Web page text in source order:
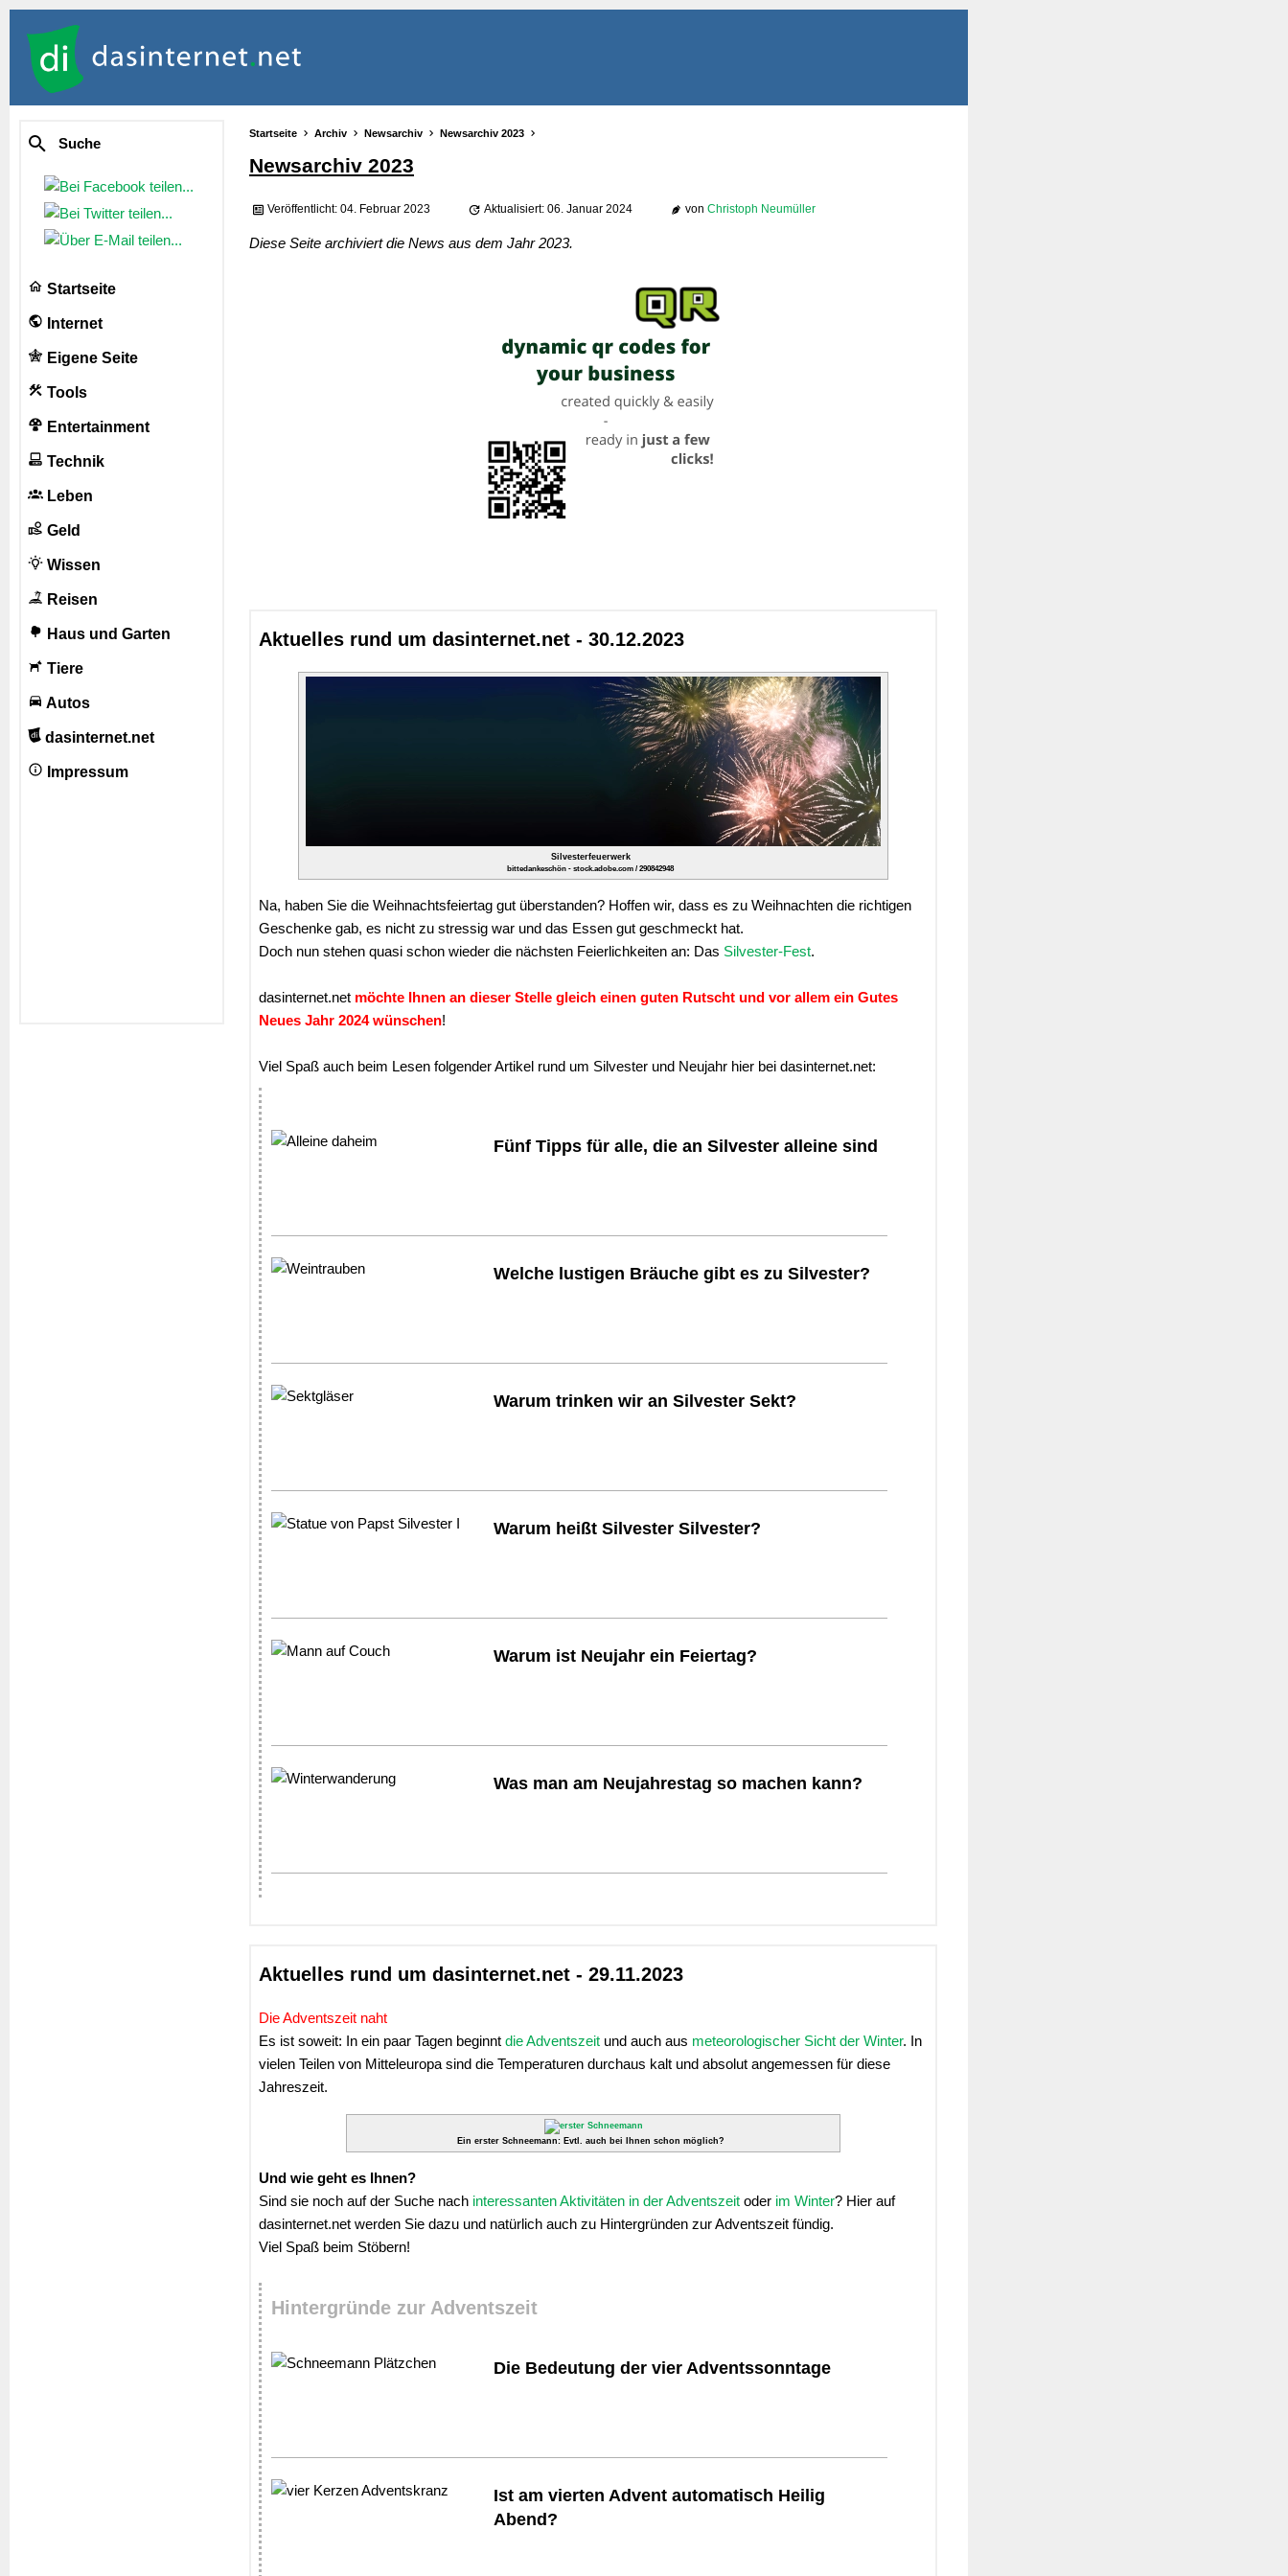
Suche
Startseite
Internet
Eigene Seite
Tools
Entertainment
Technik
Leben
Geld
Wissen
Reisen
Haus und Garten
Tiere
Autos
dasinternet.net
Impressum
Startseite Archiv Newsarchiv Newsarchiv 2023
Newsarchiv 2023
Veröffentlicht: 04. Februar 2023 Aktualisiert: 06. Januar 2024 von Christoph Neumüller
Diese Seite archiviert die News aus dem Jahr 2023.
Aktuelles rund um dasinternet.net - 30.12.2023
Silvesterfeuerwerk
bittedankeschön - stock.adobe.com / 290842948
Na, haben Sie die Weihnachtsfeiertag gut überstanden? Hoffen wir, dass es zu Weihnachten die richtigen
Geschenke gab, es nicht zu stressig war und das Essen gut geschmeckt hat.
Doch nun stehen quasi schon wieder die nächsten Feierlichkeiten an: Das Silvester-Fest.
dasinternet.net möchte Ihnen an dieser Stelle gleich einen guten Rutscht und vor allem ein Gutes
Neues Jahr 2024 wünschen!
Viel Spaß auch beim Lesen folgender Artikel rund um Silvester und Neujahr hier bei dasinternet.net:
Fünf Tipps für alle, die an Silvester alleine sind
Welche lustigen Bräuche gibt es zu Silvester?
Warum trinken wir an Silvester Sekt?
Warum heißt Silvester Silvester?
Warum ist Neujahr ein Feiertag?
Was man am Neujahrestag so machen kann?
Aktuelles rund um dasinternet.net - 29.11.2023
Die Adventszeit naht
Es ist soweit: In ein paar Tagen beginnt die Adventszeit und auch aus meteorologischer Sicht der Winter. In
vielen Teilen von Mitteleuropa sind die Temperaturen durchaus kalt und absolut angemessen für diese
Jahreszeit.
Ein erster Schneemann: Evtl. auch bei Ihnen schon möglich?
Und wie geht es Ihnen?
Sind sie noch auf der Suche nach interessanten Aktivitäten in der Adventszeit oder im Winter? Hier auf
dasinternet.net werden Sie dazu und natürlich auch zu Hintergründen zur Adventszeit fündig.
Viel Spaß beim Stöbern!
Hintergründe zur Adventszeit
Die Bedeutung der vier Adventssonntage
Ist am vierten Advent automatisch Heilig
Abend?